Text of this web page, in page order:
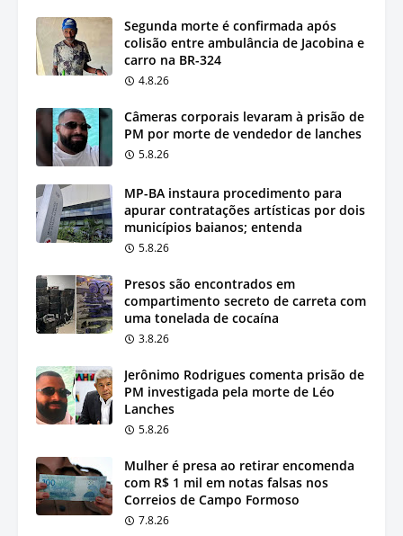
Segunda morte é confirmada após
colisão entre ambulância de Jacobina e
carro na BR-324
4.8.26
Câmeras corporais levaram à prisão de
PM por morte de vendedor de lanches
5.8.26
MP-BA instaura procedimento para
apurar contratações artísticas por dois
municípios baianos; entenda
5.8.26
Presos são encontrados em
compartimento secreto de carreta com
uma tonelada de cocaína
3.8.26
Jerônimo Rodrigues comenta prisão de
PM investigada pela morte de Léo
Lanches
5.8.26
Mulher é presa ao retirar encomenda
com R$ 1 mil em notas falsas nos
Correios de Campo Formoso
7.8.26